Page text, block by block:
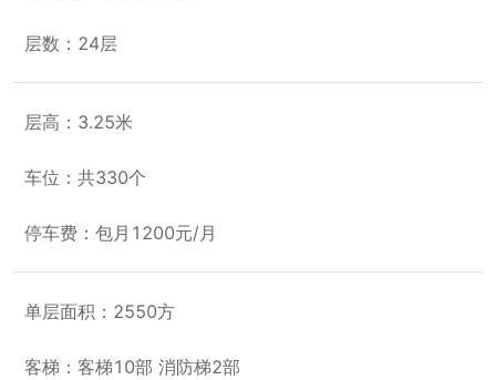
层数：24层
层高：3.25米
车位：共330个
停车费：包月1200元/月
单层面积：2550方
客梯：客梯10部 消防梯2部